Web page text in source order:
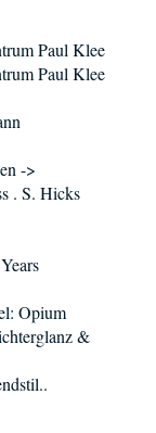
Paul Klee
Paul Klee
->
. S. Hicks
Opium
&